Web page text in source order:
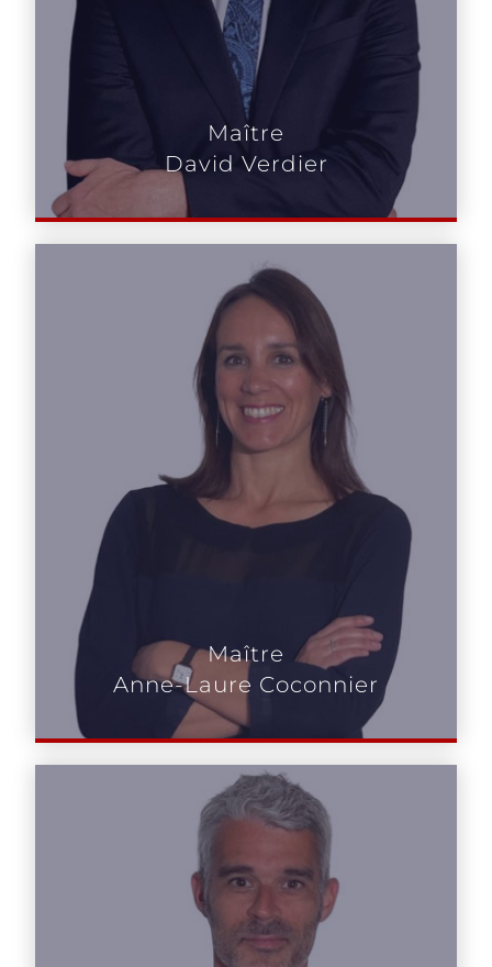
Maître
David Verdier
Maître
Anne-Laure Coconnier